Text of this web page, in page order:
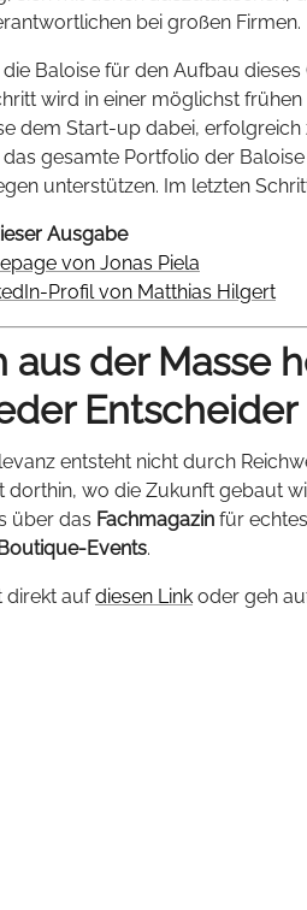
bei großen Firmen.
Baloise für den Aufbau
wird in einer möglichst
dem Start-up dabei,
das gesamte Portfolio der
unterstützen. Im letzten
Ausgabe
von Jonas Piela
Profil von Matthias Hilgert
aus der Masse
Entscheider
entsteht nicht durch
dorthin, wo die Zukunft gebaut
über das Fachmagazin für
Boutique-Events.
direkt aufdiesen Link oder geh